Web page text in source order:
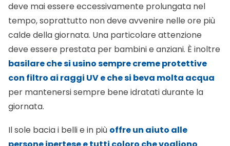
deve mai essere eccessivamente prolungata nel
tempo, soprattutto non deve avvenire nelle ore più
calde della giornata. Una particolare attenzione
deve essere prestata per bambini e anziani. È inoltre
basilare che si usino sempre creme protettive
con filtro ai raggi UV e che si beva molta acqua
per mantenersi sempre bene idratati durante la
giornata.
Il sole bacia i belli e in più offre un aiuto alle